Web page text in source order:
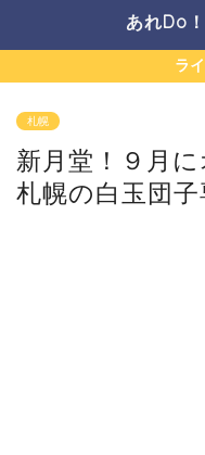
あれDo
ラ
札幌
新月堂！９月
札幌の白玉団子